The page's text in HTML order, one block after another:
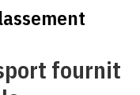
fournit